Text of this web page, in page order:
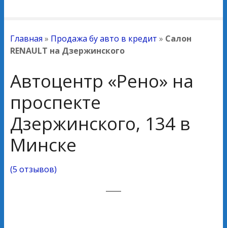
Главная » Продажа бу авто в кредит » Салон
RENAULT на Дзержинского
Автоцентр «Рено» на
проспекте
Дзержинского, 134 в
Минске
(5 отзывов)